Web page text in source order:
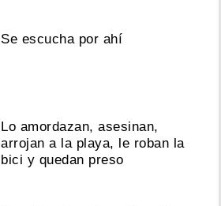
Se escucha por ahí
Lo amordazan, asesinan,
arrojan a la playa, le roban la
bici y quedan preso